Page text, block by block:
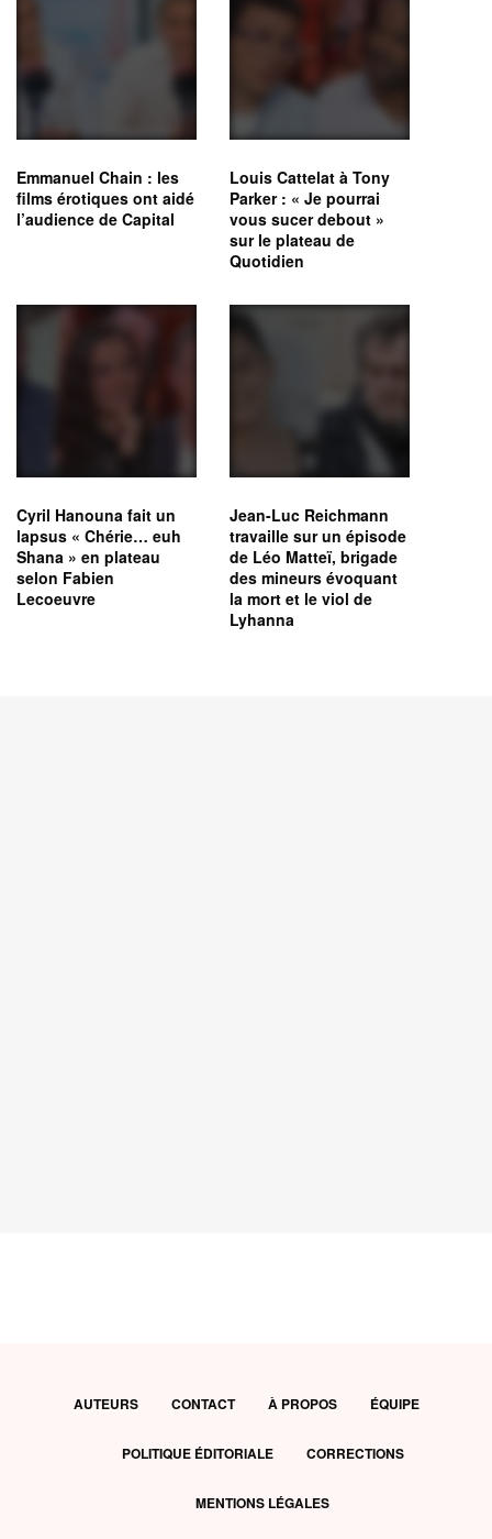
Emmanuel Chain : les
films érotiques ont aidé
l’audience de Capital
Louis Cattelat à Tony
Parker : « Je pourrai
vous sucer debout »
sur le plateau de
Quotidien
Cyril Hanouna fait un
lapsus « Chérie… euh
Shana » en plateau
selon Fabien
Lecoeuvre
Jean-Luc Reichmann
travaille sur un épisode
de Léo Matteï, brigade
des mineurs évoquant
la mort et le viol de
Lyhanna
AUTEURS CONTACT À PROPOS ÉQUIPE
POLITIQUE ÉDITORIALE CORRECTIONS
MENTIONS LÉGALES